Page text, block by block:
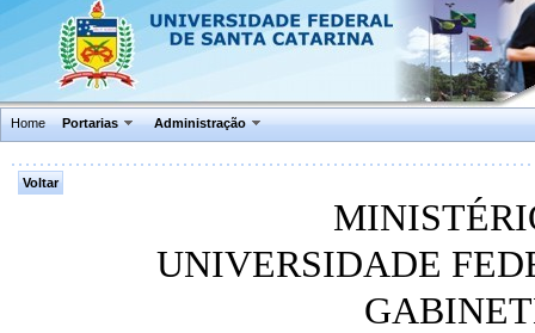
Home Portarias Administração
UNIVERSIDADE